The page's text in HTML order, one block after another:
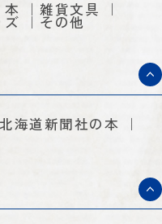
本 雑貨文具
ズ その他
北海道新聞社の本